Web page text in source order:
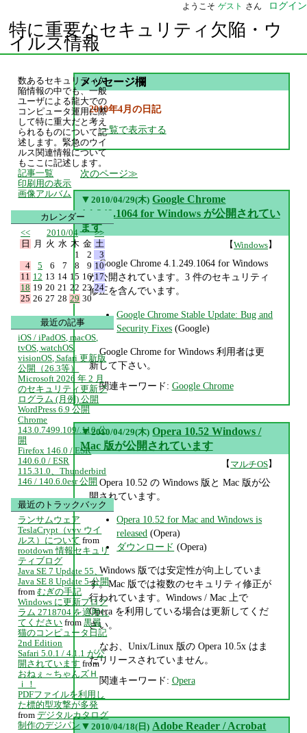
ようこそ ゲスト さん ログイン
特に重要なセキュリティ欠陥・ウ
イルス情報
メッセージ欄
2010年4月の日記
一覧で表示する
次のページ
▼ 2010/04/29(木) Google Chrome
4.1.249.1064 for Windows が公開されてい
ます
【Windows】
Google Chrome 4.1.249.1064 for Windows
が公開されています。3 件のセキュリティ
修正を含んでいます。
Google Chrome Stable Update: Bug and
Security Fixes (Google)
Google Chrome for Windows 利用者は更
新して下さい。
関連キーワード: Google Chrome
▼2010/04/29(木) Opera 10.52 Windows /
Mac 版が公開されています
【マルチOS】
Opera 10.52 の Windows 版と Mac 版が公
開されています。
Opera 10.52 for Mac and Windows is
released (Opera)
ダウンロード (Opera)
Windows 版では安定性が向上していま
す。Mac 版では複数のセキュリティ修正が
行われています。Windows / Mac 上で
Opera を利用している場合は更新してくだ
さい。
なお、Unix/Linux 版の Opera 10.5x はま
だリリースされていません。
関連キーワード: Opera
▼ 2010/04/18(日) Adobe Reader / Acrobat
数あるセキュリティ欠
陥情報の中でも、一般
ユーザによる龍大での
コンピュータ運用に際
して特に重大だと考え
られるものについて記
述します。緊急のウイ
ルス関連情報について
もここに記述します。
記事一覧
印刷用の表示
画像アルバム
カレンダー
<<
2010/04
>>
日
月 火 水 木 金 土
1
2
3
4
5 6 7 8 9 10
11 12 13 14 15 16 17
18 19 20 21 22 23 24
25 26 27 28 29 30
最近の記事
iOS / iPadOS, macOS,
tvOS, watchOS,
visionOS, Safari 更新版
公開（26.3等）
Microsoft 2026 年 2 月
のセキュリティ更新プ
ログラム (月例) 公開
WordPress 6.9 公開
Chrome
143.0.7499.109/.110 公
開
Firefox 146.0 / ESR
140.6.0 / ESR
115.31.0、Thunderbird
146 / 140.6.0esr 公開
最近のトラックバック
ランサムウェア
TeslaCrypt（vvv ウイ
ルス）について from
rootdown 情報セキュリ
ティブログ
Java SE 7 Update 55、
Java SE 8 Update 5 公開
from むぎの手記
Windows に更新プログ
ラム 2718704 を適用し
てください from 黒翼
猫のコンピュータ日記
2nd Edition
Safari 5.0.1 / 4.1.1 が公
開されています from
おねぇ～ちゃんズＨ
ｉ！
PDFファイルを利用し
た標的型攻撃が多発
from デジタルカタログ
制作のデジパン